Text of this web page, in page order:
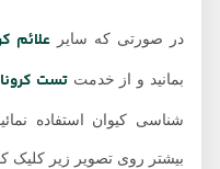
در صورتی که سایرعلائم کرونا
بمانید و از خدمتتست کرونا در
شناسی کیوان استفاده
بیشتر روی تصویر زیر کلیک کنید.